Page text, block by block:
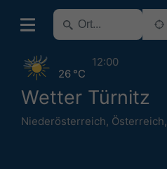
Wetter Türnitz
Niederösterreich, Österreich
26 °C
12:00